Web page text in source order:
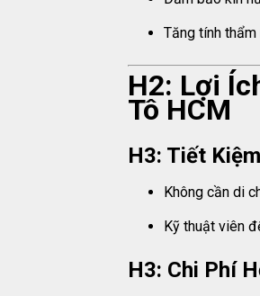
Tăng tính
H2: Lợi
Tô HCM
H3: Tiết
Không cần di
Kỹ thuật viên
H3: Chi Phí